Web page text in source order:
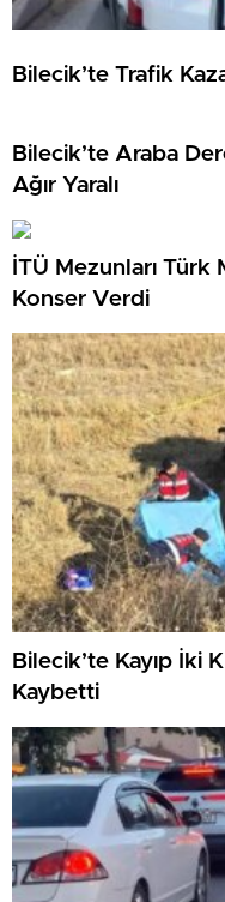
Bilecik’te Trafik
Bilecik’te Araba
Ağır Yaralı
İTÜ Mezunları
Konser Verdi
Bilecik’te Kayıp İki
Kaybetti